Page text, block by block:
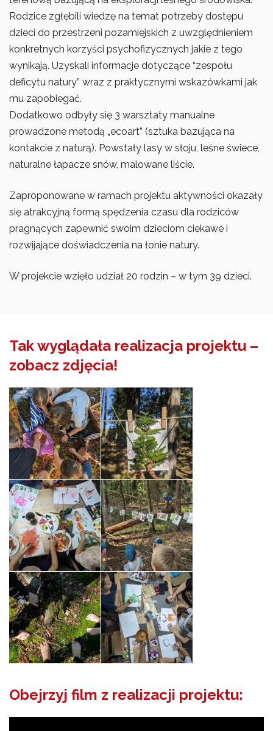
Rodzice zgłębili wiedzę na temat potrzeby dostępu
dzieci do przestrzeni pozamiejskich z uwzględnieniem
konkretnych korzyści psychofizycznych jakie z tego
wynikają. Uzyskali informacje dotyczące “zespołu
deficytu natury” wraz z praktycznymi wskazówkami jak
mu zapobiegać.
Dodatkowo odbyły się 3 warsztaty manualne
prowadzone metodą „ecoart” (sztuka bazująca na
kontakcie z naturą). Powstały lasy w słoju, leśne świece,
naturalne łapacze snów, malowane liście.
Zaproponowane w ramach projektu aktywności okazały
się atrakcyjną formą spędzenia czasu dla rodziców
pragnących zapewnić swoim dzieciom ciekawe i
rozwijające doświadczenia na łonie natury.
W projekcie wzięło udział 20 rodzin – w tym 39 dzieci.
Tak wyglądała realizacja projektu –
zobacz zdjęcia!
Obejrzyj film z realizacji projektu: